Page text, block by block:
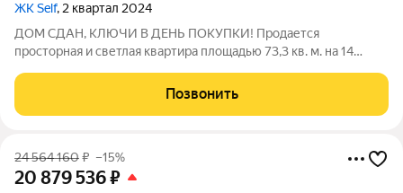
ЖК Self, 2 квартал 2024
ДОМ СДАН, КЛЮЧИ В ДЕНЬ ПОКУПКИ! Продается
просторная и светлая квартира площадью 73,3 кв. м. на 14
ипотека от 5,99%. Квартира без отделки ваша возможность
создать идеальное пространство по
Позвонить
24 564 160₽ –15%
20 879 536₽